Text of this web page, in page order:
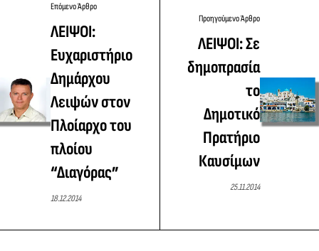
Επόμενο Άρθρο
ΛΕΙΨΟΙ:
Ευχαριστήριο
Δημάρχου
Λειψών στον
Πλοίαρχο του
πλοίου
“Διαγόρας”
18.12.2014
Προηγούμενο Άρθρο
ΛΕΙΨΟΙ: Σε
δημοπρασία
το
Δημοτικό
Πρατήριο
Καυσίμων
25.11.2014